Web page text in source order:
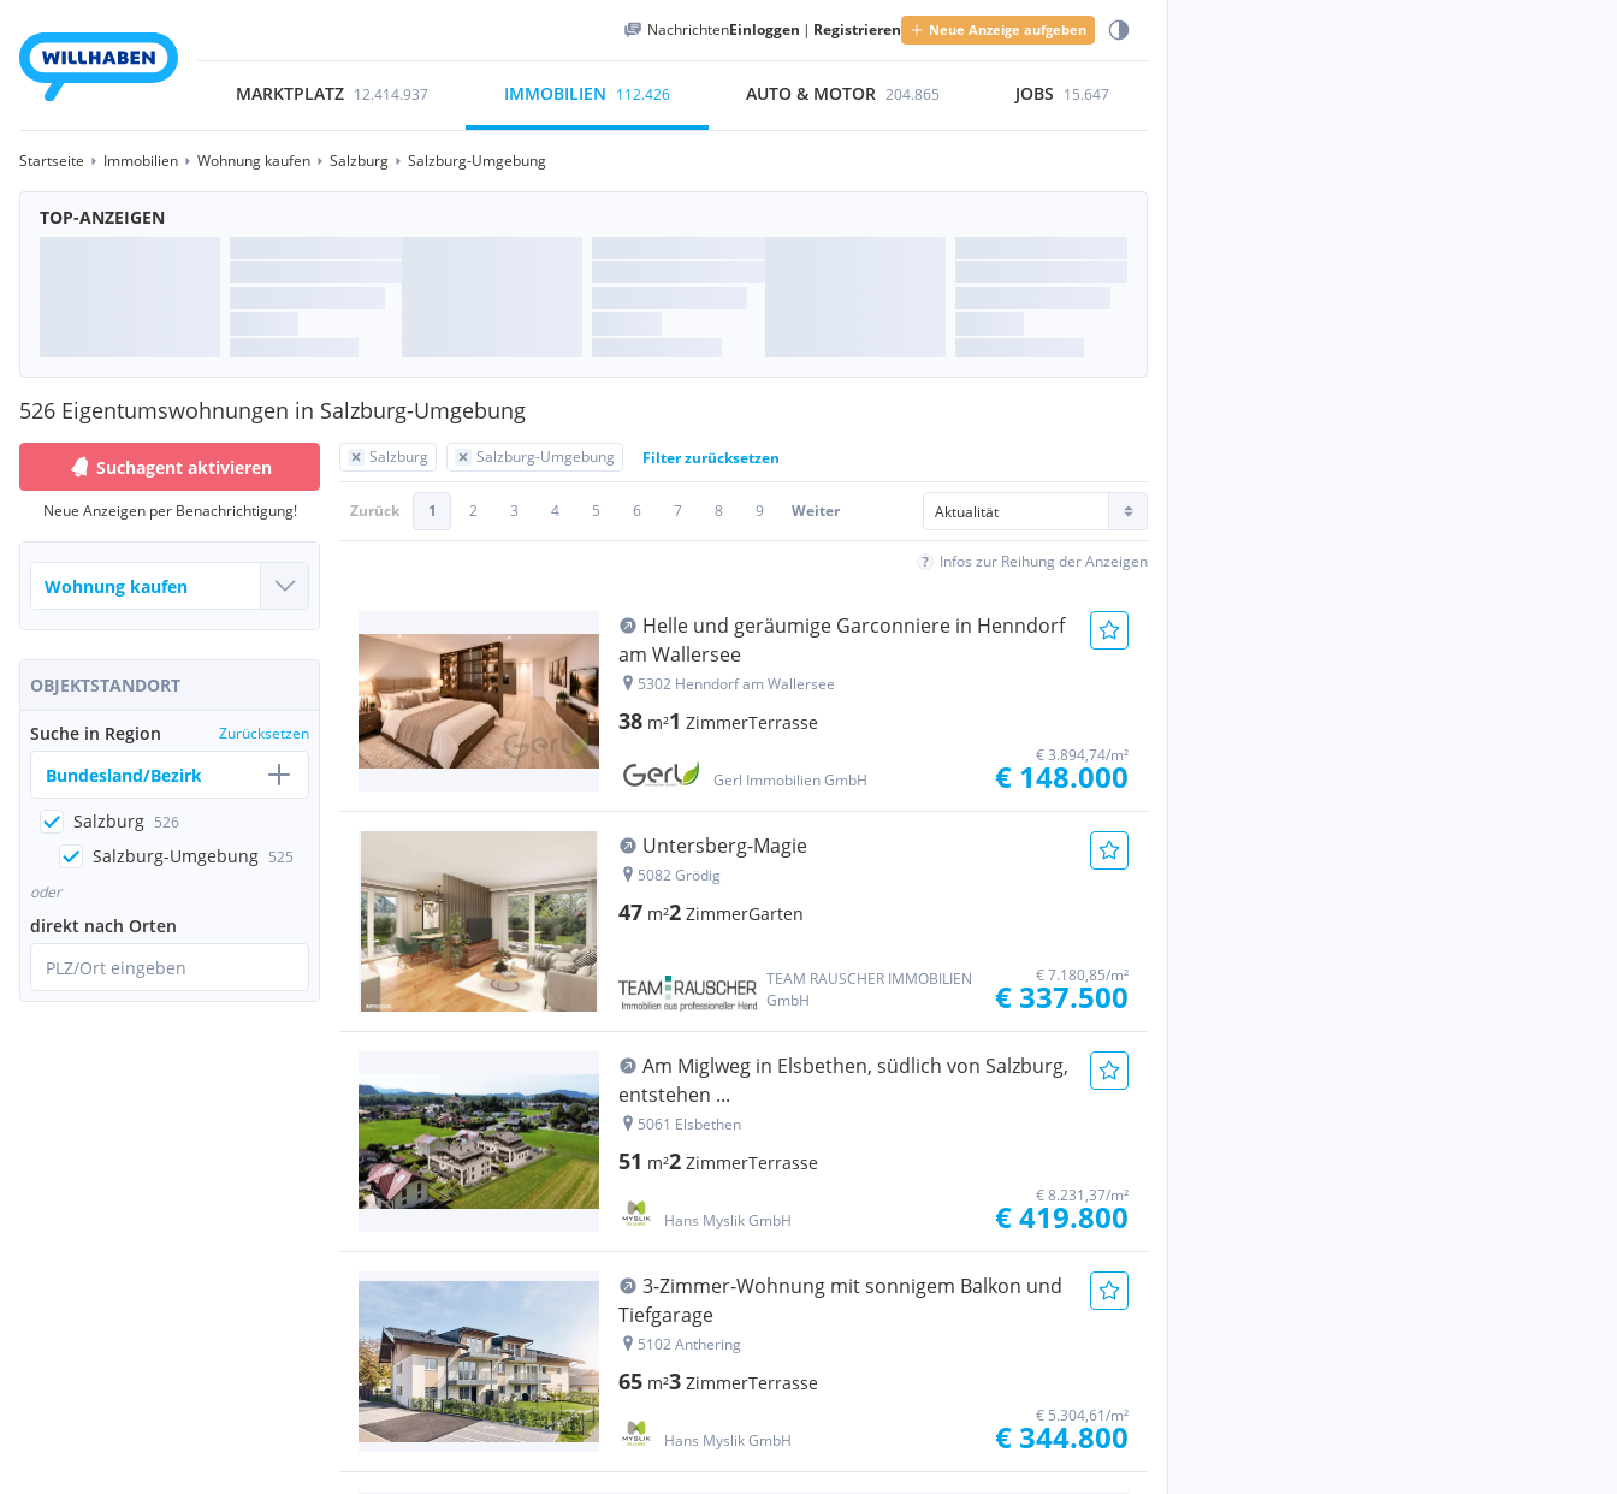
NachrichtenEinloggen | Registrieren Neue Anzeige aufgeben
MARKTPLATZ 12.414.937 IMMOBILIEN 112.426 AUTO & MOTOR 204.865 JOBS 15.647
Startseite Immobilien Wohnung kaufen Salzburg Salzburg-Umgebung
TOP-ANZEIGEN
526 Eigentumswohnungen in Salzburg-Umgebung
Suchagent aktivieren
Neue Anzeigen per Benachrichtigung!
OBJEKTSTANDORT
Suche in Region Zurücksetzen
Bundesland/Bezirk
Salzburg 526
Salzburg-Umgebung 525
oder
direkt nach Orten
PLZ/Ort eingeben
Salzburg Salzburg-Umgebung Filter zurücksetzen
Zurück 1 2 3 4 5 6 7 8 9 Weiter
Infos zur Reihung der Anzeigen
Helle und geräumige Garconniere in Henndorf
am Wallersee
5302 Henndorf am Wallersee
38 m²1 ZimmerTerrasse
Gerl Immobilien GmbH
€ 3.894,74/m²
€ 148.000
Untersberg-Magie
5082 Grödig
47 m²2 ZimmerGarten
TEAM RAUSCHER IMMOBILIEN
GmbH
€ 7.180,85/m²
€ 337.500
Am Miglweg in Elsbethen, südlich von Salzburg,
entstehen ...
5061 Elsbethen
51 m²2 ZimmerTerrasse
Hans Myslik GmbH
€ 8.231,37/m²
€ 419.800
3-Zimmer-Wohnung mit sonnigem Balkon und
Tiefgarage
5102 Anthering
65 m²3 ZimmerTerrasse
Hans Myslik GmbH
€ 5.304,61/m²
€ 344.800